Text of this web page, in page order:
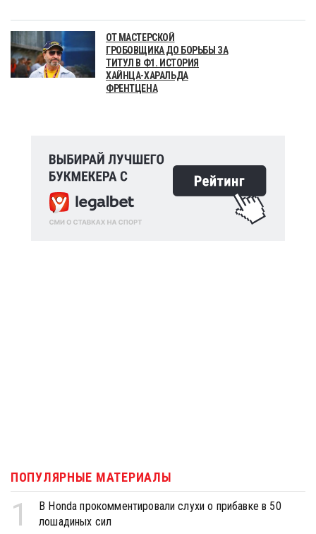
ОТ МАСТЕРСКОЙ
ГРОБОВЩИКА ДО БОРЬБЫ ЗА
ТИТУЛ В Ф1. ИСТОРИЯ
ХАЙНЦА-ХАРАЛЬДА
ФРЕНТЦЕНА
ПОПУЛЯРНЫЕ МАТЕРИАЛЫ
1
В Honda прокомментировали слухи о прибавке в 50
лошадиных сил